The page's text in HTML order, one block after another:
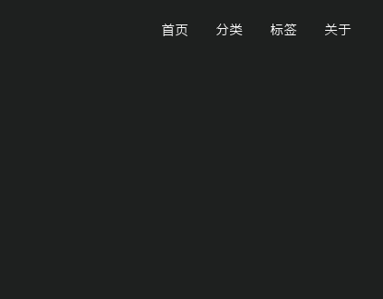
首页 分类 标签 关于